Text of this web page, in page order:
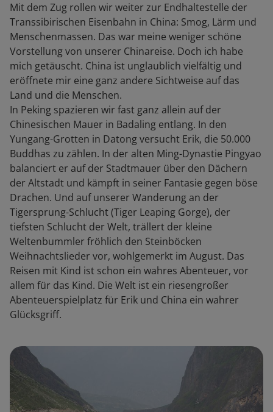
Mit dem Zug rollen wir weiter zur Endhaltestelle der
Transsibirischen Eisenbahn in China: Smog, Lärm und
Menschenmassen. Das war meine weniger schöne
Vorstellung von unserer Chinareise. Doch ich habe
mich getäuscht. China ist unglaublich vielfältig und
eröffnete mir eine ganz andere Sichtweise auf das
Land und die Menschen.
In Peking spazieren wir fast ganz allein auf der
Chinesischen Mauer in Badaling entlang. In den
Yungang-Grotten in Datong versucht Erik, die 50.000
Buddhas zu zählen. In der alten Ming-Dynastie Pingyao
balanciert er auf der Stadtmauer über den Dächern
der Altstadt und kämpft in seiner Fantasie gegen böse
Drachen. Und auf unserer Wanderung an der
Tigersprung-Schlucht (Tiger Leaping Gorge), der
tiefsten Schlucht der Welt, trällert der kleine
Weltenbummler fröhlich den Steinböcken
Weihnachtslieder vor, wohlgemerkt im August. Das
Reisen mit Kind ist schon ein wahres Abenteuer, vor
allem für das Kind. Die Welt ist ein riesengroßer
Abenteuerspielplatz für Erik und China ein wahrer
Glücksgriff.